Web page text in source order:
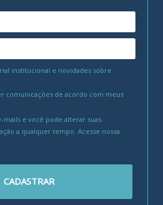
institucional e novidades sobre
comunicações de acordo com meus
e você pode alterar suas
a qualquer tempo. Acesse nossa
CADASTRAR